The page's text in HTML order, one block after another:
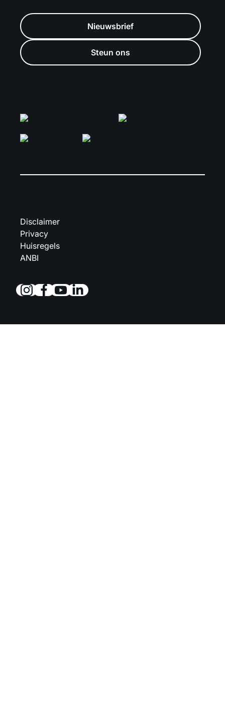
Nieuwsbrief
Steun ons
Disclaimer
Privacy
Huisregels
ANBI